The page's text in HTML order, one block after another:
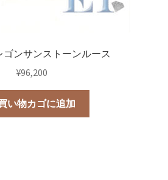
ゴンサンストーンルース
¥96,200
い物カゴに追加